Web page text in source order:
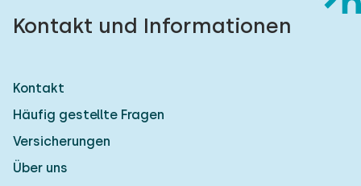
Kontakt und Informationen
Kontakt
Häufig gestellte Fragen
Versicherungen
Über uns